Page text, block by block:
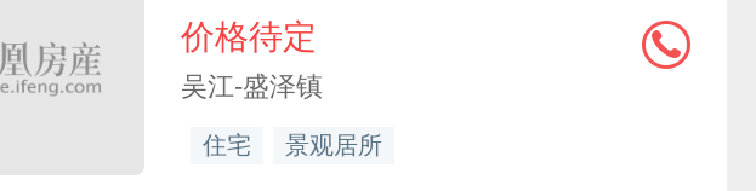
价格待定
吴江-盛泽镇
住宅 景观居所